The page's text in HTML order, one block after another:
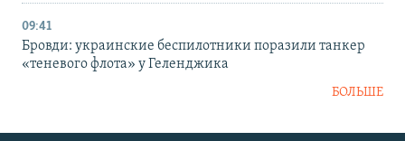
09:41
Бровди: украинские беспилотники поразили танкер
«теневого флота» у Геленджика
БОЛЬШЕ